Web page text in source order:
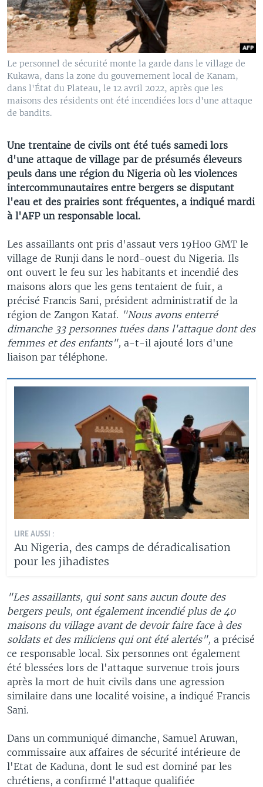
Le personnel de sécurité monte la garde dans le village de
Kukawa, dans la zone du gouvernement local de Kanam,
dans l'État du Plateau, le 12 avril 2022, après que les
maisons des résidents ont été incendiées lors d'une attaque
de bandits.
Une trentaine de civils ont été tués samedi lors
d'une attaque de village par de présumés éleveurs
peuls dans une région du Nigeria où les violences
intercommunautaires entre bergers se disputant
l'eau et des prairies sont fréquentes, a indiqué mardi
à l'AFP un responsable local.
Les assaillants ont pris d'assaut vers 19H00 GMT le
village de Runji dans le nord-ouest du Nigeria. Ils
ont ouvert le feu sur les habitants et incendié des
maisons alors que les gens tentaient de fuir, a
précisé Francis Sani, président administratif de la
région de Zangon Kataf. "Nous avons enterré
dimanche 33 personnes tuées dans l'attaque dont des
femmes et des enfants", a-t-il ajouté lors d'une
liaison par téléphone.
LIRE AUSSI :
Au Nigeria, des camps de déradicalisation
pour les jihadistes
"Les assaillants, qui sont sans aucun doute des
bergers peuls, ont également incendié plus de 40
maisons du village avant de devoir faire face à des
soldats et des miliciens qui ont été alertés", a précisé
ce responsable local. Six personnes ont également
été blessées lors de l'attaque survenue trois jours
après la mort de huit civils dans une agression
similaire dans une localité voisine, a indiqué Francis
Sani.
Dans un communiqué dimanche, Samuel Aruwan,
commissaire aux affaires de sécurité intérieure de
l'Etat de Kaduna, dont le sud est dominé par les
chrétiens, a confirmé l'attaque qualifiée